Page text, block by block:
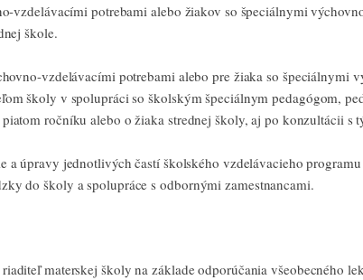
vzdelávacími potrebami alebo žiakov so špeciálnymi
škole.
vzdelávacími potrebami alebo pre žiaka so špeciálnymi
školy v spolupráci so školským špeciálnym pedagógom,
ročníku alebo o žiaka strednej školy, aj po konzultácii s
úpravy jednotlivých častí školského vzdelávacieho
do školy a spolupráce s odbornými zamestnancami.
materskej školy na základe odporúčania všeobecného